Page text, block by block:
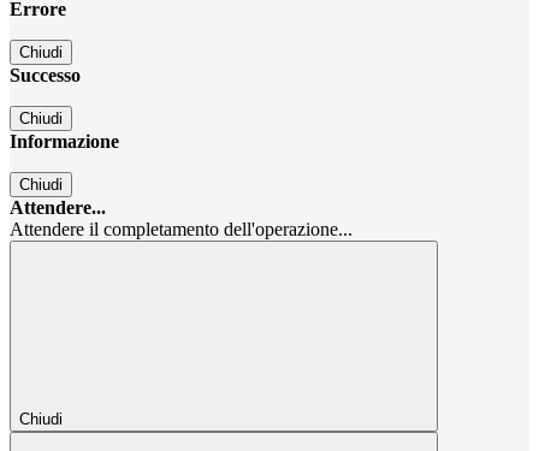
Errore
Chiudi
Successo
Chiudi
Informazione
Chiudi
Attendere...
Attendere il completamento dell'operazione...
Chiudi